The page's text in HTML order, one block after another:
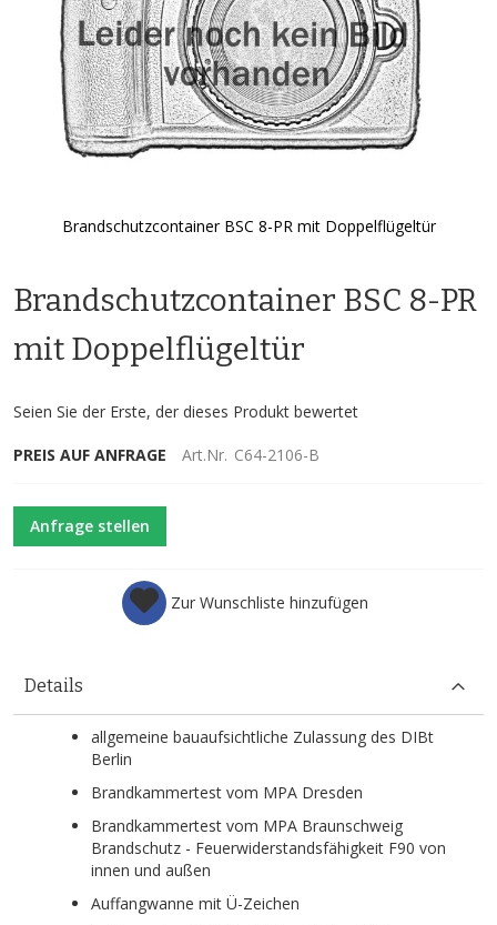
Brandschutzcontainer BSC 8-PR mit Doppelflügeltür
der
springen
Brandschutzcontainer BSC 8-PR
mit Doppelflügeltür
Seien Sie der Erste, der dieses Produkt bewertet
PREIS AUF ANFRAGE Art.Nr. C64-2106-B
Anfrage stellen
Zur Wunschliste hinzufügen
Details
allgemeine bauaufsichtliche Zulassung des DIBt
Berlin
Brandkammertest vom MPA Dresden
Brandkammertest vom MPA Braunschweig
Brandschutz - Feuerwiderstandsfähigkeit F90 von
innen und außen
Auffangwanne mit Ü-Zeichen